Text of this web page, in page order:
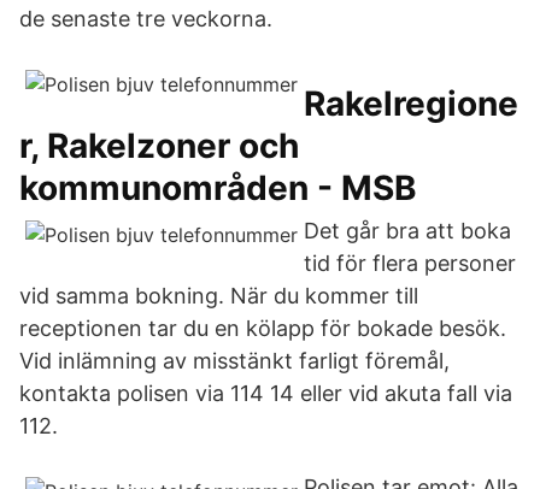
de senaste tre veckorna.
Rakelregione
r, Rakelzoner och
kommunområden - MSB
Det går bra att boka
tid för flera personer
vid samma bokning. När du kommer till
receptionen tar du en kölapp för bokade besök.
Vid inlämning av misstänkt farligt föremål,
kontakta polisen via 114 14 eller vid akuta fall via
112.